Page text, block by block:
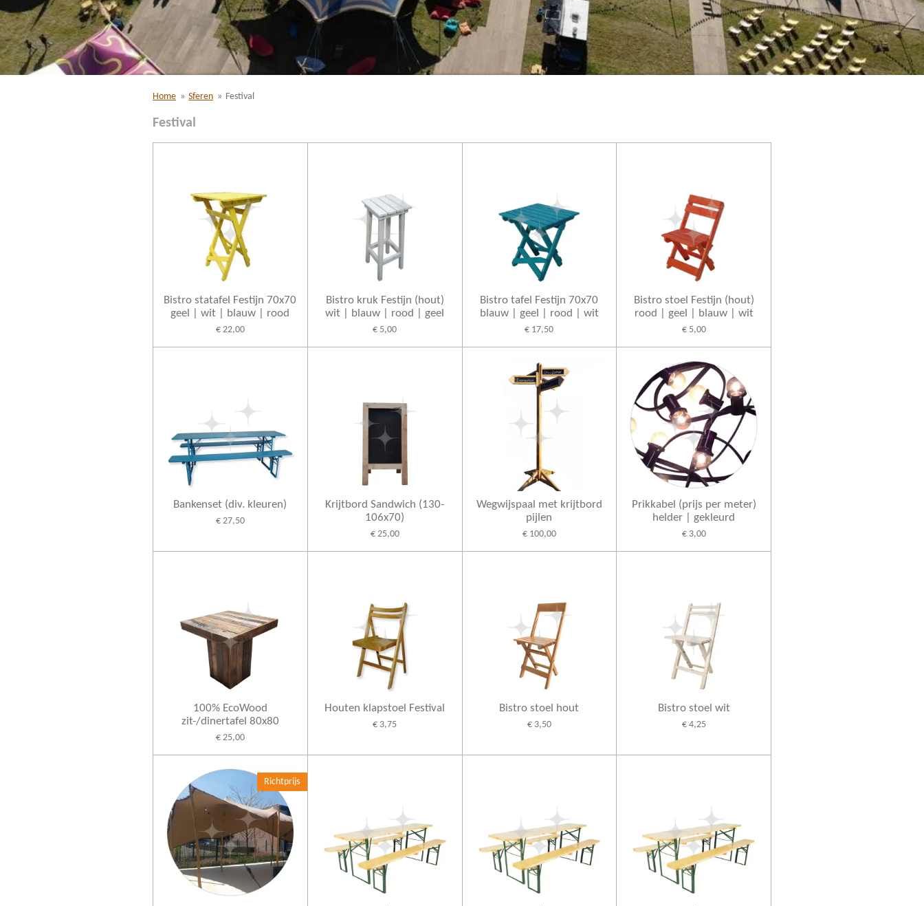
Home » Sferen » Festival
Festival
Bistro statafel Festijn 70x70
geel | wit | blauw | rood
€ 22,00
Bistro kruk Festijn (hout)
wit | blauw | rood | geel
€ 5,00
Bistro tafel Festijn 70x70
blauw | geel | rood | wit
€ 17,50
Bistro stoel Festijn (hout)
rood | geel | blauw | wit
€ 5,00
Bankenset (div. kleuren)
€ 27,50
Krijtbord Sandwich (130-
106x70)
€ 25,00
Wegwijspaal met krijtbord
pijlen
€ 100,00
Prikkabel (prijs per meter)
helder | gekleurd
€ 3,00
100% EcoWood
zit-/dinertafel 80x80
€ 25,00
Houten klapstoel Festival
€ 3,75
Bistro stoel hout
€ 3,50
Bistro stoel wit
€ 4,25
Richtprijs